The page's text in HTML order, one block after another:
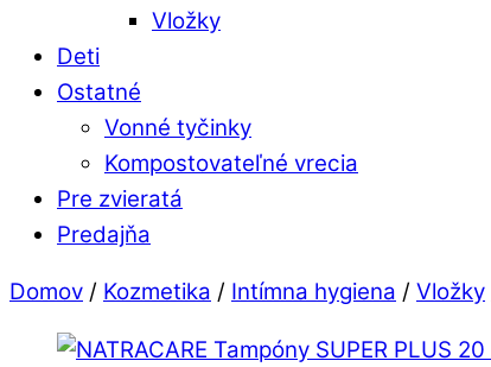
Vložky
Deti
Ostatné
Vonné tyčinky
Kompostovateľné vrecia
Pre zvieratá
Predajňa
Close
Menu
Close
Domov / Kozmetika / Intímna hygiena / Vložky